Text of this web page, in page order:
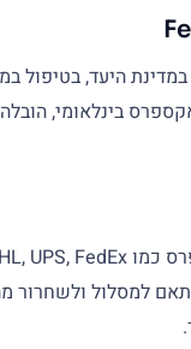
בינלאומי, הובלה